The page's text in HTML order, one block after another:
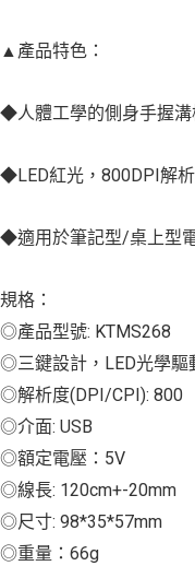
▲產品特色：
◆人體工學的側身手握
◆LED紅光，800DPI解
◆適用於筆記型/桌上型
規格：
◎產品型號: KTMS268
◎三鍵設計，LED光學驅
◎解析度(DPI/CPI): 800
◎介面: USB
◎額定電壓：5V
◎線長: 120cm+-20mm
◎尺寸: 98*35*57mm
◎重量：66g